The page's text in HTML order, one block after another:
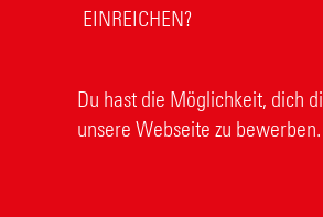
EINREICHEN?
Du hast die Möglichkeit, dich
unsere Webseite zu bewerben.